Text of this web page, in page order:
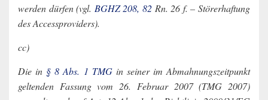
werden dürfen (vgl. BGHZ 208, 82 Rn. 26 f. – Störerhaftung
des Accessproviders).
cc)
Die in § 8 Abs. 1 TMGin seiner im Abmahnungszeitpunkt
geltenden Fassung vom 26. Februar 2007 (TMG 2007)